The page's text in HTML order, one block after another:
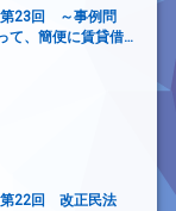
23回 ～事例問
、簡便に賃貸借
第22回 改正民法